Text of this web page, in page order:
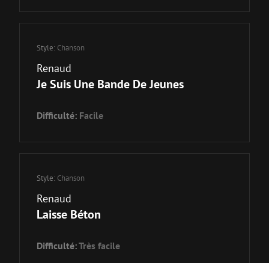
Style: Chanson
Renaud
Je Suis Une Bande De Jeunes
Difficulté: Facile
Style: Chanson
Renaud
Laisse Béton
Difficulté:Très facile